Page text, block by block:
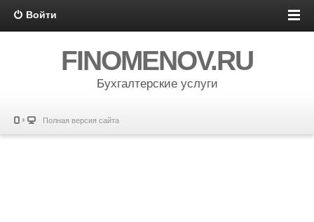
Войти
FINOMENOV.RU
Бухгалтерские услуги
Полная версия сайта